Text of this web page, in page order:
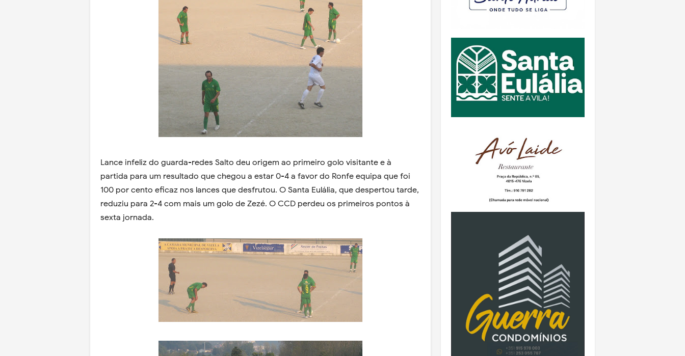
Lance infeliz do guarda-redes Salto deu origem ao primeiro golo visitante e à
partida para um resultado que chegou a estar 0-4 a favor do Ronfe equipa que foi
100 por cento eficaz nos lances que desfrutou. O Santa Eulália, que despertou tarde,
reduziu para 2-4 com mais um golo de Zezé. O CCD perdeu os primeiros pontos à
sexta jornada.